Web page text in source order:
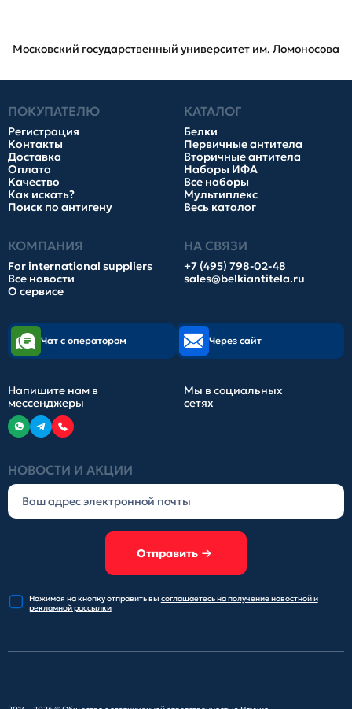
Московский государственный университет им. Ломоносова
ПОКУПАТЕЛЮ
Регистрация
Контакты
Доставка
Оплата
Качество
Как искать?
Поиск по антигену
КАТАЛОГ
Белки
Первичные антитела
Вторичные антитела
Наборы ИФА
Все наборы
Мультиплекс
Весь каталог
КОМПАНИЯ
For international suppliers
Все новости
О сервисе
НА СВЯЗИ
+7 (495) 798-02-48
sales@belkiantitela.ru
НОВОСТИ И АКЦИИ
Отправить
Нажимая на кнопку отправитьвы соглашаетесь на получениеновостной и
рекламной рассылки
Чат с оператором Через сайт
Напишите нам в
мессенджеры
Мы в социальных
сетях